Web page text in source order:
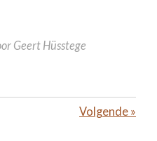
Geert Hüsstege
Volgende »